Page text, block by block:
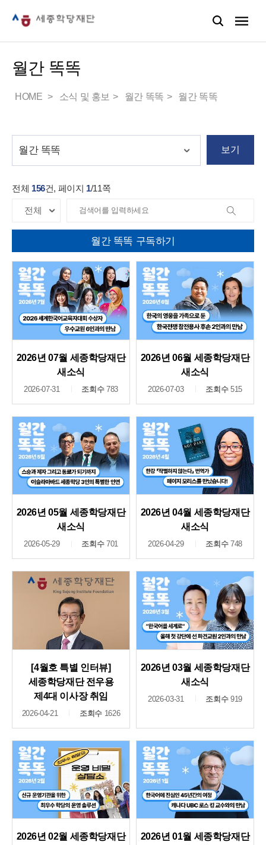
월간 똑똑
HOME 소식 및 홍보 월간 똑똑 월간 똑똑
보기
전체 156건, 페이지 1/11쪽
월간 똑똑 구독하기
2026년 07월 세종학당재단
새소식
2026-07-31 조회수783
2026년 06월 세종학당재단
새소식
2026-07-03 조회수515
2026년 05월 세종학당재단
새소식
2026-05-29 조회수701
2026년 04월 세종학당재단
새소식
2026-04-29 조회수748
[4월호 특별 인터뷰]
세종학당재단 전우용
제4대 이사장 취임
2026-04-21 조회수 1626
2026년 03월 세종학당재단
새소식
2026-03-31 조회수919
2026년 02월 세종학당재단
2026년 01월 세종학당재단